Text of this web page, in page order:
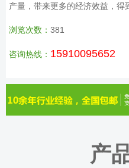
产量，带来更多的经济效益，得
浏览次数： 381
咨询热线： 15910095652
产